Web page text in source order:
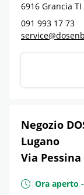
6916 Grancia TI
091 993 17 73
Negozio
Lugano
Via Pessina
Ora aperto -